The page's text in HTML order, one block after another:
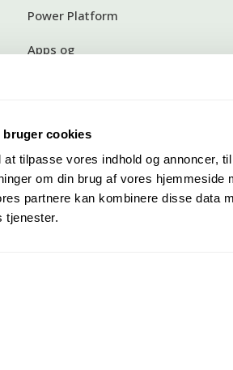
bruger cookies
tilpasse vores indhold og annoncer,
om din brug af vores
partnere kan kombinere disse data
tjenester.
Power Platform
Apps og